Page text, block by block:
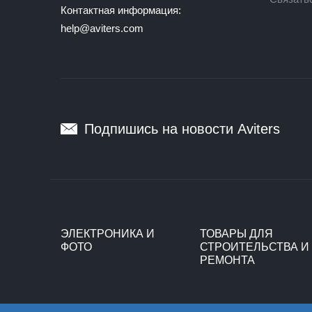
Контактная информация:
help@aviters.com
Подпишись на новости Aviters
ЭЛЕКТРОНИКА И
ФОТО
ТОВАРЫ ДЛЯ
СТРОИТЕЛЬСТВА И
РЕМОНТА